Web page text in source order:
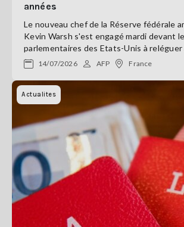
années
Le nouveau chef de la Réserve fédérale
Kevin Warsh s'est engagé mardi devant
parlementaires des Etats-Unis à reléguer
14/07/2026 AFP France
Actualites